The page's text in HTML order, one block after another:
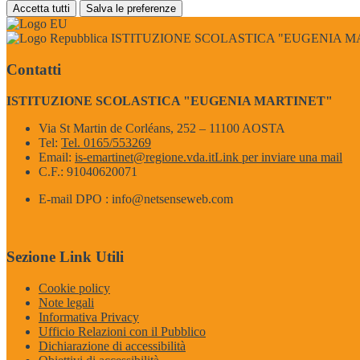
Accetta tutti Salva le preferenze
ISTITUZIONE SCOLASTICA "EUGENIA
Contatti
ISTITUZIONE SCOLASTICA "EUGENIA MARTINET"
Via St Martin de Corléans, 252 – 11100 AOSTA
Tel: Tel. 0165/553269
Email: is-emartinet@regione.vda.itLink per inviare una mail
C.F.: 91040620071
E-mail DPO : info@netsenseweb.com
Sezione Link Utili
Cookie policy
Note legali
Informativa Privacy
Ufficio Relazioni con il Pubblico
Dichiarazione di accessibilità